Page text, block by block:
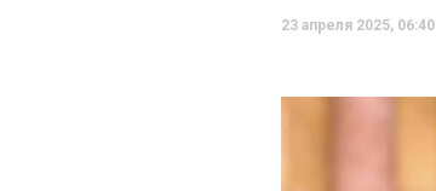
23 апреля 2025, 06:40